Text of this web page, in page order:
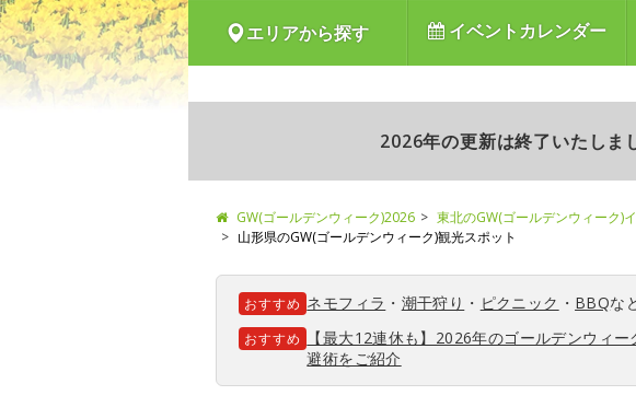
エリアから探す イベントカレンダー
2026年の更新は終了いたしま
GW(ゴールデンウィーク)2026 東北のGW(ゴールデンウィーク)
山形県のGW(ゴールデンウィーク)観光スポット
おすすめ ネモフィラ ・ 潮干狩り ・ ピクニック ・ BBQな
おすすめ
【最大12連休も】2026年のゴールデンウィ
避術をご紹介